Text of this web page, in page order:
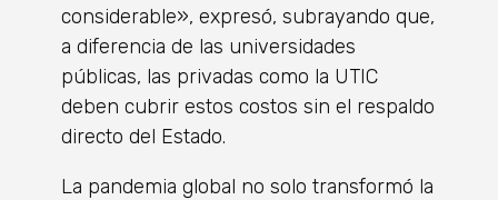
considerable», expresó, subrayando que,
a diferencia de las universidades
públicas, las privadas como la UTIC
deben cubrir estos costos sin el respaldo
directo del Estado.
La pandemia global no solo transformó la